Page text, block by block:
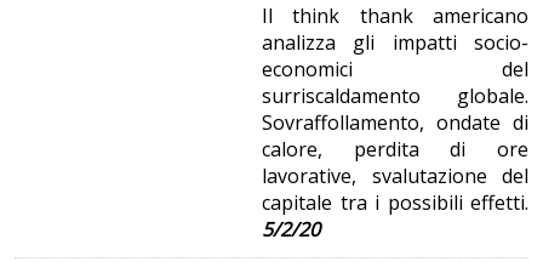
Il think thank americano
analizza gli impatti socio-
economici del
surriscaldamento globale.
Sovraffollamento, ondate di
calore, perdita di ore
lavorative, svalutazione del
capitale tra i possibili effetti.
5/2/20